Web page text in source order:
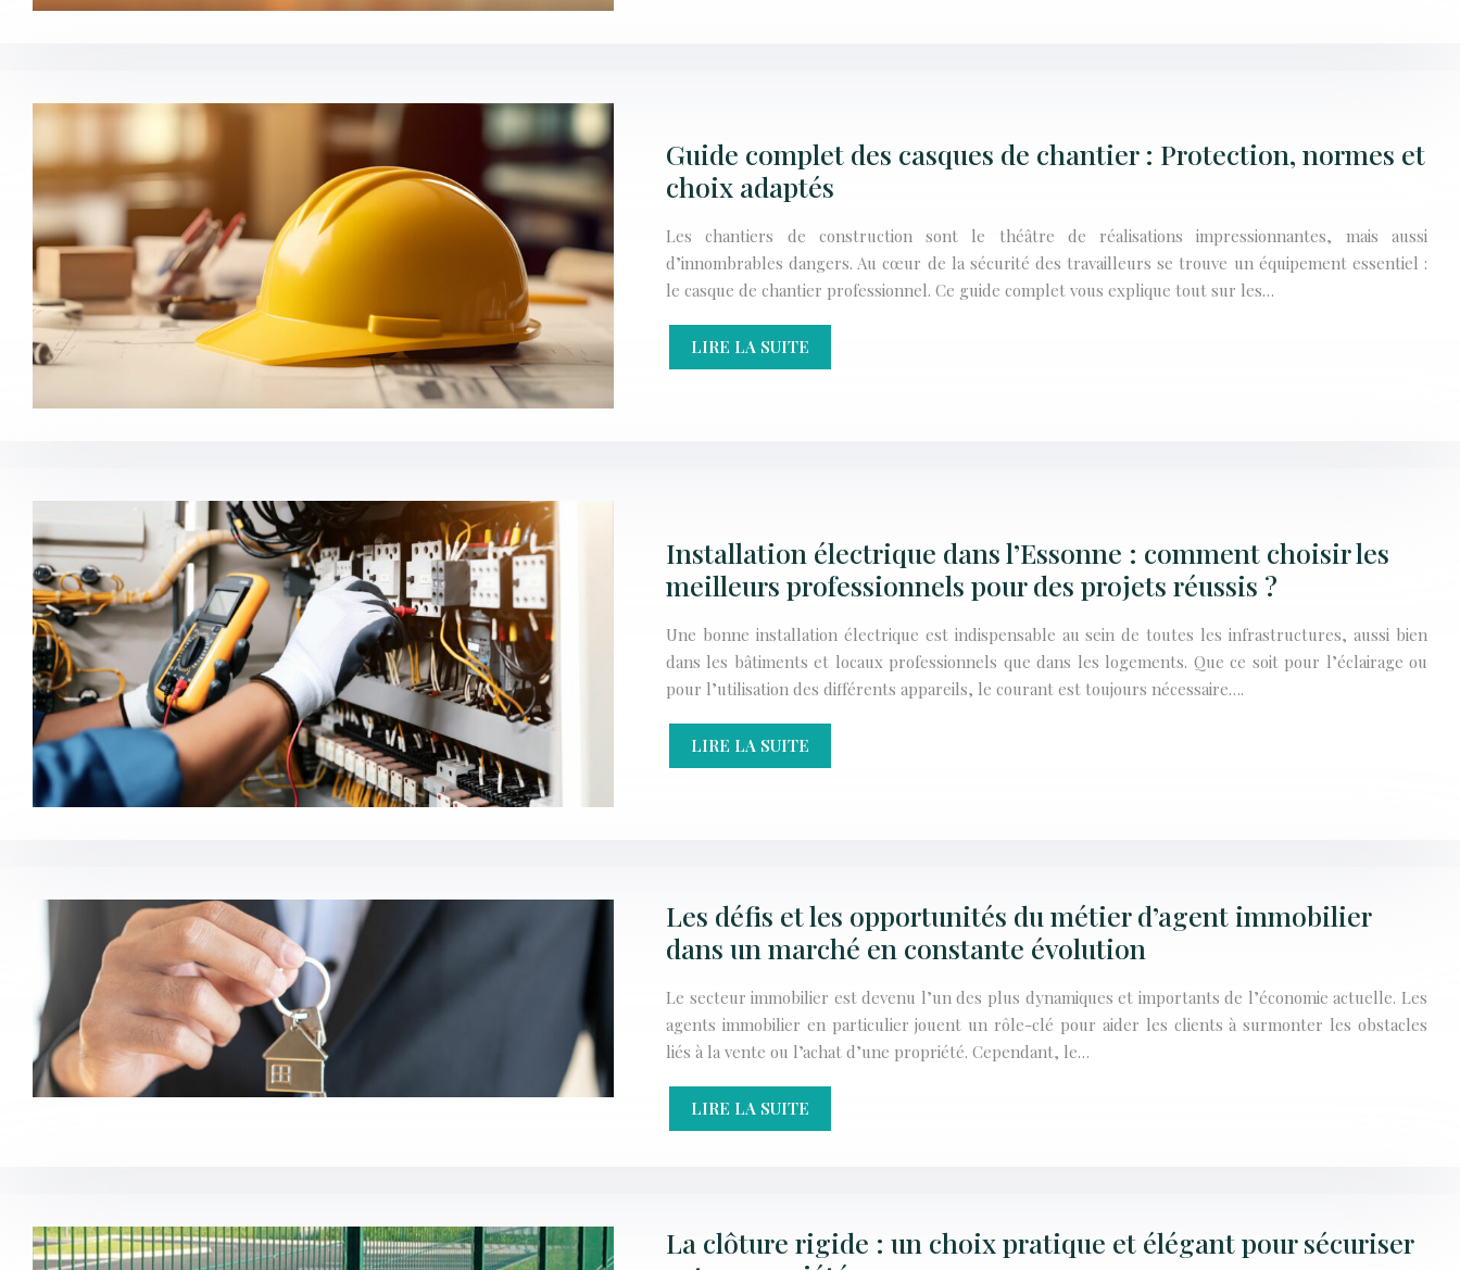
Guide complet des casques de chantier : Protection, normes et
choix adaptés
Les chantiers de construction sont le théâtre de réalisations impressionnantes, mais aussi
d’innombrables dangers. Au cœur de la sécurité des travailleurs se trouve un équipement essentiel :
le casque de chantier professionnel. Ce guide complet vous explique tout sur les…
LIRE LA SUITE
Installation électrique dans l’Essonne : comment choisir les
meilleurs professionnels pour des projets réussis ?
Une bonne installation électrique est indispensable au sein de toutes les infrastructures, aussi bien
dans les bâtiments et locaux professionnels que dans les logements. Que ce soit pour l’éclairage ou
pour l’utilisation des différents appareils, le courant est toujours nécessaire….
LIRE LA SUITE
Les défis et les opportunités du métier d’agent immobilier
dans un marché en constante évolution
Le secteur immobilier est devenu l’un des plus dynamiques et importants de l’économie actuelle. Les
agents immobilier en particulier jouent un rôle-clé pour aider les clients à surmonter les obstacles
liés à la vente ou l’achat d’une propriété. Cependant, le…
LIRE LA SUITE
La clôture rigide : un choix pratique et élégant pour sécuriser